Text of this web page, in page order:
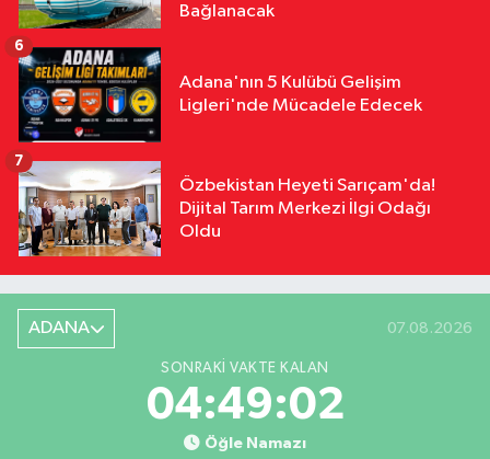
Bağlanacak
Adana'nın 5 Kulübü Gelişim
Ligleri'nde Mücadele Edecek
6
Özbekistan Heyeti Sarıçam'da!
Dijital Tarım Merkezi İlgi Odağı
Oldu
7
ADANA 07.08.2026
SONRAKI VAKTE KALAN
04:49:01
Öğle Namazı